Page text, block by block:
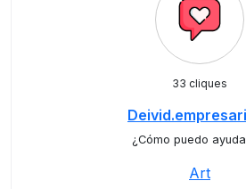
33 cliques
¿Cómo puedo
Art